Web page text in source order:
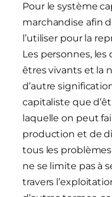
Pour le système
marchandise afin
l’utiliser pour la
Les personnes,
êtres vivants et la
d’autre
capitaliste que
laquelle on peut
production et de
tous les
ne se limite pas à
travers